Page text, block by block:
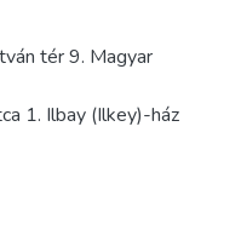
tér 9. Magyar
1. Ilbay (Ilkey)-ház